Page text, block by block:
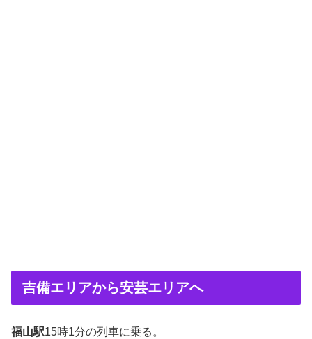
吉備エリアから安芸エリアへ
福山駅15時1分の列車に乗る。